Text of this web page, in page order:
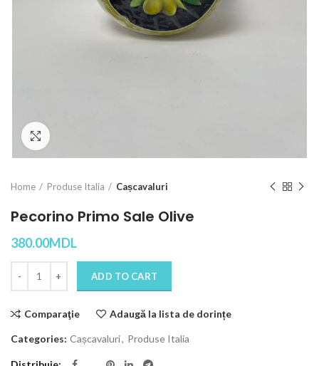
Home Produse Italia Cașcavaluri
Pecorino Primo Sale Olive
380.00MDL
ADD TO CART
Comparaţie Adaugă la lista de dorințe
Categories: Cașcavaluri, Produse Italia